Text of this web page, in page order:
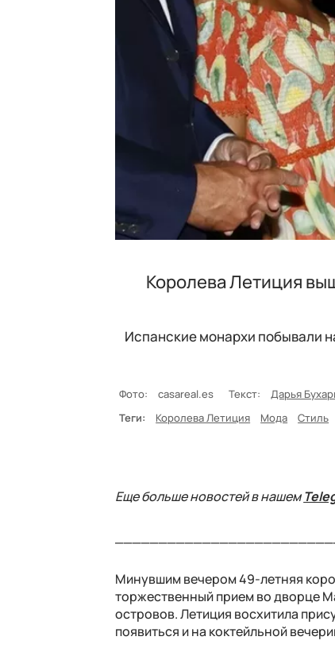
Королева Летиция
Испанские монархи побывали
Фото: casareal.es Текст: Дарья
Теги:
Королева Летиция Мода Стиль
Еще больше новостей в нашем
Минувшим вечером 49-летняя
торжественный прием во дворце
островов. Летиция восхитила
появиться и на коктейльной